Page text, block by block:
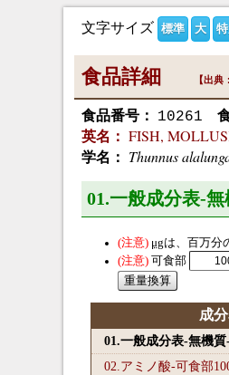
文字サイズ 標準 大
食品詳細 【出
食品番号： 10261
英名： FISH,
学名： Thunnus
01.一般成分表-
μgは、百万分
可食部
成
01.一般成分表-無機
02.アミノ酸-可食部